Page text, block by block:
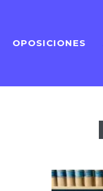
OPOSICIONES